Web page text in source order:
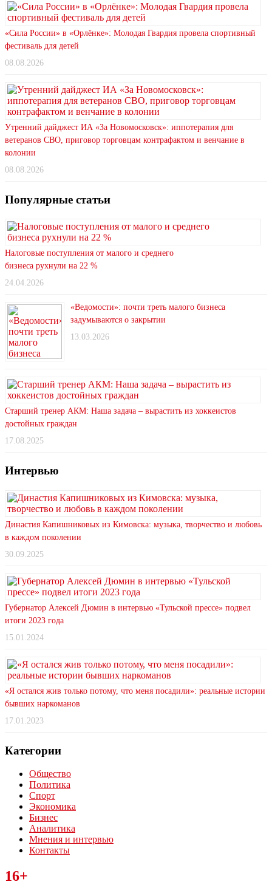
«Сила России» в «Орлёнке»: Молодая Гвардия провела спортивный
фестиваль для детей
08.08.2026
Утренний дайджест ИА «За Новомосковск»: иппотерапия для
ветеранов СВО, приговор торговцам контрафактом и венчание в
колонии
08.08.2026
Популярные статьи
Налоговые поступления от малого и среднего
бизнеса рухнули на 22 %
24.04.2026
«Ведомости»: почти треть малого бизнеса
задумываются о закрытии
13.03.2026
Старший тренер АКМ: Наша задача – вырастить из хоккеистов
достойных граждан
17.08.2025
Интервью
Династия Капишниковых из Кимовска: музыка, творчество и любовь
в каждом поколении
30.09.2025
Губернатор Алексей Дюмин в интервью «Тульской прессе» подвел
итоги 2023 года
15.01.2024
«Я остался жив только потому, что меня посадили»: реальные истории
бывших наркоманов
17.01.2023
Категории
Общество
Политика
Спорт
Экономика
Бизнес
Аналитика
Мнения и интервью
Контакты
Читайте последние новости дня в Тульской области на сайте
“ЗаНовомосковск”
16+